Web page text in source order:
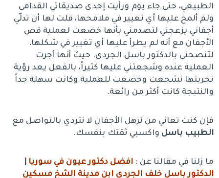
الطبيعي، حتى جاء يوم ورأيت إحدى صديقاتي القدامى
ولم ألمح عليها أي تغيير في ملامحها، قلت لها أن تدلّي
أجفاني يزعجني لتصدمني بأنها خضعت لعملية قص
الأجفان مع أنه لم يطرأ عليها أي تغيير في شكلها،
لتنصحني بالدكتور باسل الجردي. حيث أنها أجرت
العملية عنده وشجعتني عليها كثيراً، بالفعل يعد رؤية
تجربتها تشجعت وخضعت للعملية وكانت سهلة جداً
والنتيجة كانت أكثر من رائعة.
فإن كنت تعاني من ترهل الأجفان لا تتردي بالتواصل مع
الطبيب باسل واكسبي ثقتك بنفسك.
ما زلنا في مقالنا عن : افضل دكتور عيون في سوريا |
الدكتور باسل خلف الجردي ابن مدينة الشخ مسكين